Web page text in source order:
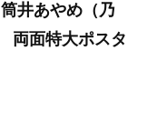
井あやめ（乃
両面特大ポスタ